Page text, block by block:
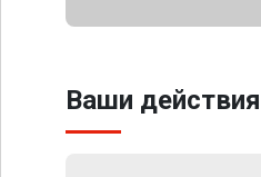
Ваши